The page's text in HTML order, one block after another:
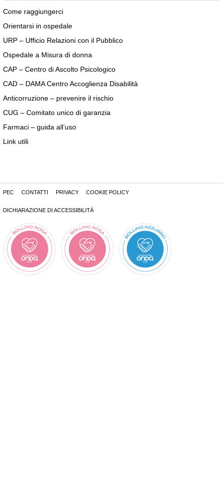
Come raggiungerci
Orientarsi in ospedale
URP – Ufficio Relazioni con il Pubblico
Ospedale a Misura di donna
CAP – Centro di Ascolto Psicologico
CAD – DAMA Centro Accoglienza Disabilità
Anticorruzione – prevenire il rischio
CUG – Comitato unico di garanzia
Farmaci – guida all’uso
Link utili
PEC CONTATTI PRIVACY COOKIE POLICY
DICHIARAZIONE DI ACCESSIBILITÀ